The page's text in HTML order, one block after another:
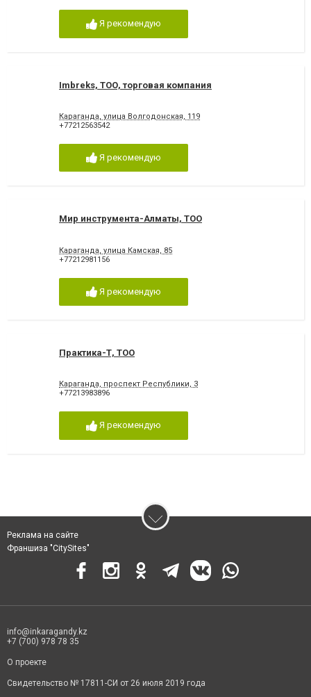
Я рекомендую
Imbreks, ТОО, торговая компания
Караганда, улица Волгодонская, 119
+77212563542
Я рекомендую
Мир инструмента-Алматы, ТОО
Караганда, улица Камская, 85
+77212981156
Я рекомендую
Практика-Т, ТОО
Караганда, проспект Республики, 3
+77213983896
Я рекомендую
Реклама на сайте
Франшиза "CitySites"
info@inkaragandy.kz
+7 (700) 978 78 35
О проекте
Свидетельство № 17811-СИ от 26 июля 2019 года